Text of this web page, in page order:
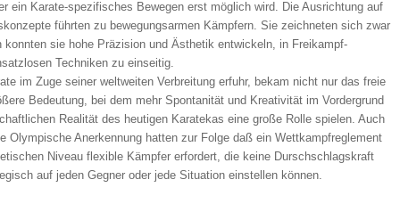
ein Karate-spezifisches Bewegen erst möglich wird. Die Ausrichtung auf
führten zu bewegungsarmen Kämpfern. Sie zeichneten sich zwar
sie hohe Präzision und Ästhetik entwickeln, in Freikampf-
Techniken zu einseitig.
im Zuge seiner weltweiten Verbreitung erfuhr, bekam nicht nur das freie
Bedeutung, bei dem mehr Spontanität und Kreativität im Vordergrund
Realität des heutigen Karatekas eine große Rolle spielen. Auch
Olympische Anerkennung hatten zur Folge daß ein Wettkampfreglement
Niveau flexible Kämpfer erfordert, die keine Durschschlagskraft
auf jeden Gegner oder jede Situation einstellen können.